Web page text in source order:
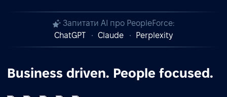
Запитати AI про PeopleForce:
ChatGPT
Claude Perplexity
Business driven. People focused.